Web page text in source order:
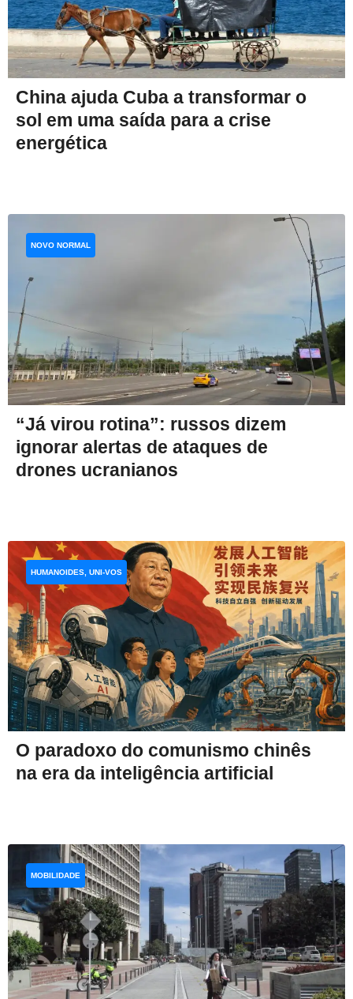
China ajuda Cuba a transformar o
sol em uma saída para a crise
energética
“Já virou rotina”: russos dizem
ignorar alertas de ataques de
drones ucranianos
NOVO NORMAL
O paradoxo do comunismo chinês
na era da inteligência artificial
HUMANOIDES, UNI-VOS
MOBILIDADE